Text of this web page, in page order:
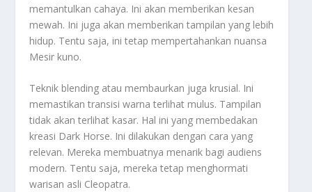
memantulkan cahaya. Ini akan memberikan kesan
mewah. Ini juga akan memberikan tampilan yang lebih
hidup. Tentu saja, ini tetap mempertahankan nuansa
Mesir kuno.
Teknik blending atau membaurkan juga krusial. Ini
memastikan transisi warna terlihat mulus. Tampilan
tidak akan terlihat kasar. Hal ini yang membedakan
kreasi Dark Horse. Ini dilakukan dengan cara yang
relevan. Mereka membuatnya menarik bagi audiens
modern. Tentu saja, mereka tetap menghormati
warisan asli Cleopatra.